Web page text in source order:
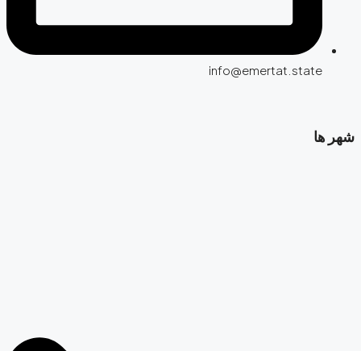
info@emertat.state
شهر ها